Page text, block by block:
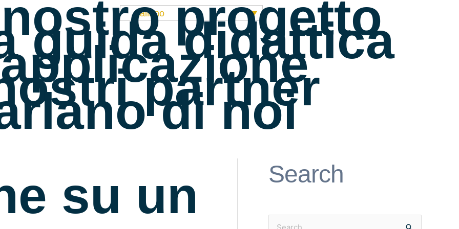
progetto
guida didattica
partner
di noi
Italiano
su un
Search